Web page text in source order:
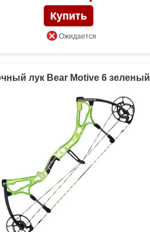
Ожидается
лук Bear Motive 6 зеленый